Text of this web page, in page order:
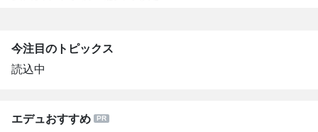
今注目のトピックス
読込中
エデュおすすめ